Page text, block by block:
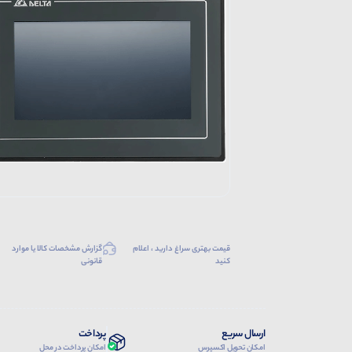
قیمت بهتری سراغ دارید ، اعلام
کنید
گزارش مشخصات کالا یا موارد
قانونی
ارسال سریع
امکان تحویل اکسپرس
پرداخت
امکان پرداخت در محل